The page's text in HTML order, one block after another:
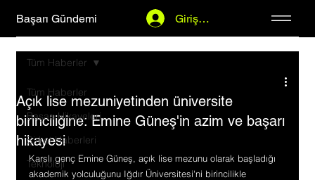
Başarı Gündemi Giriş Yap
Tüm Haberler
Başarı Hikayeleri
Şirket Haberleri
Teknoloji
Tüm Haberler
Açık lise mezuniyetinden üniversite
birinciliğine: Emine Güneş'in azim ve başarı
hikayesi
Karslı genç Emine Güneş, açık lise mezunu olarak başladığı
akademik yolculuğunu Iğdır Üniversitesi'ni birincilikle